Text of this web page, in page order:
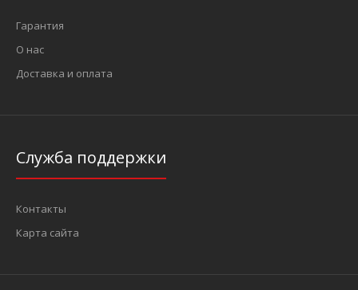
Гарантия
О нас
Доставка и оплата
Служба поддержки
Контакты
Карта сайта